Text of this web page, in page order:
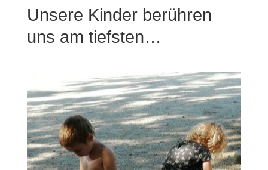
Unsere Kinder berühren
uns am tiefsten…